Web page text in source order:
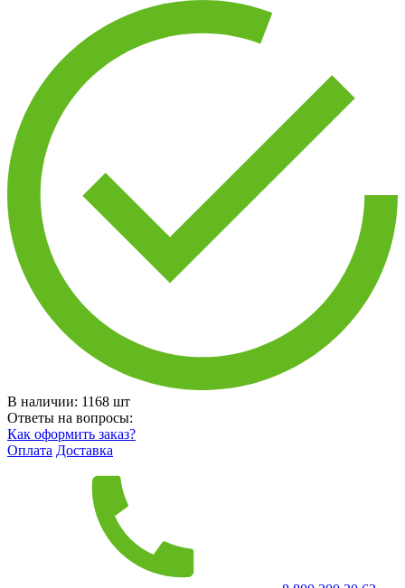
В наличии: 1168 шт
Ответы на вопросы:
Как оформить заказ?
Оплата Доставка